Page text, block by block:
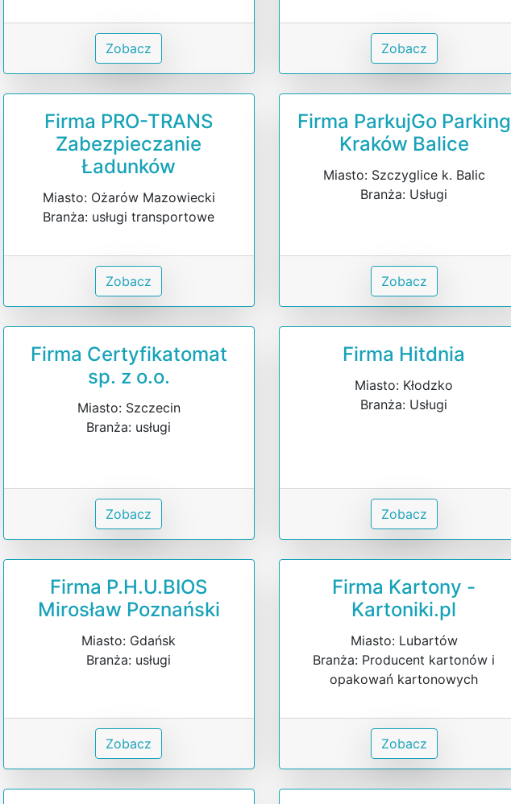
Zobacz Zobacz
Firma PRO-TRANS
Zabezpieczanie
Ładunków
Miasto: Ożarów Mazowiecki
Branża: usługi transportowe
Zobacz
Firma ParkujGo Parking
Kraków Balice
Miasto: Szczyglice k. Balic
Branża: Usługi
Zobacz
Firma Certyfikatomat
sp. z o.o.
Miasto: Szczecin
Branża: usługi
Zobacz
Firma Hitdnia
Miasto: Kłodzko
Branża: Usługi
Zobacz
Firma P.H.U.BIOS
Mirosław Poznański
Miasto: Gdańsk
Branża: usługi
Zobacz
Firma Kartony -
Kartoniki.pl
Miasto: Lubartów
Branża: Producent kartonów i
opakowań kartonowych
Zobacz